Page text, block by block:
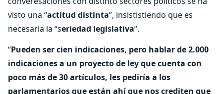
visto una “actitud distinta”, insististiendo que es
necesaria la “seriedad legislativa”.
“Pueden ser cien indicaciones, pero hablar de 2.000
indicaciones a un proyecto de ley que cuenta con
poco más de 30 artículos, les pediría a los
parlamentarios que están ahí que nos crediten que